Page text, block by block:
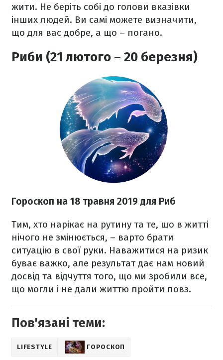
жити. Не беріть собі до голови вказівки
інших людей. Ви самі можете визначити,
що для вас добре, а що – погано.
Риби (21 лютого – 20 березня)
Гороскоп на 18 травня 2019 для Риб
Тим, хто нарікає на рутину та те, що в житті
нічого не змінюється, – варто брати
ситуацію в свої руки. Наважитися на ризик
буває важко, але результат дає нам новий
досвід та відчуття того, що ми зробили все,
що могли і не дали життю пройти повз.
Пов'язані теми:
LIFESTYLE ГОРОСКОП